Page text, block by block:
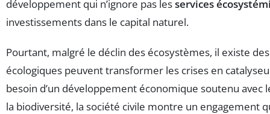
développement qui n’ignore pas lesservices
investissements dans le capital naturel.
Pourtant, malgré le déclin des écosystèmes, il existe
écologiques peuvent transformer les crises en
besoin d’un développement économique soutenu avec
la biodiversité, la société civile montre un engagement